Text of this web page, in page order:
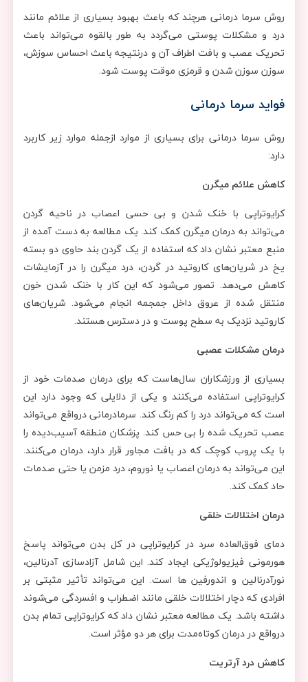
روش سرما درمانی هرچند که باعث بهبود بسیاری از علائم مانند
درد و مشکلات پوستی می‌گردد به‌ طور بالقوه می‌تواند باعث
تحریک عصب و بافت اطراف آن و درنتیجه باعث احساس سوزش،
سوزن سوزن شدن و قرمزی موقت پوست شود.
فواید سرما درمانی
روش سرما درمانی برای بسیاری از موارد ازجمله موارد زیر کاربرد
دارد:
کاهش علائم میگرن
کرایوتراپی با خنک شدن و بی حسی اعصاب در ناحیه گردن
می‌تواند به درمان میگرن کمک کند. یک مطالعه به دست آمده از
منبع معتبر نشان داد که استفاده از یک گردن بند حاوی دو بسته
یخ در شریان‌های کاروتید در گردن، درد میگرن را در آزمایشات
کاهش می‌دهد. تصور می‌شود که این کار با خنک شدن خون
منتقل شده از عروق داخل جمجمه انجام می‌شود. شریان‌های
کاروتید نزدیک به سطح پوست و در دسترس هستند.
درمان مشکلات عصبی
بسیاری از ورزشکاران سال‌هاست که برای درمان صدمات خود از
کرایوتراپی استفاده می‌کنند و یکی از دلایلی که وجود دارد این
است که می‌تواند درد را کم رنگ کند. سرمادرمانی درواقع می‌تواند
عصب تحریک شده را بی حس کند. پزشکان منطقه آسیب‌دیده را
با یک پروب کوچک که در بافت مجاور قرار دارد، درمان می‌کنند.
این می‌تواند به درمان اعصاب یا نوروم، درد مزمن یا حتی صدمات
حاد کمک کند.
درمان اختلالات خلقی
دمای فوق‌العاده سرد در کرایوتراپی در کل بدن می‌تواند پاسخ
هورمونی فیزیولوژیکی ایجاد کند. این شامل آزادسازی آدرنالین،
نورآدرنالین و اندورفین ها است. این می‌تواند تأثیر مثبتی بر
افرادی که دچار اختلالات خلقی مانند اضطراب و افسردگی می‌شوند
داشته باشد. یک مطالعه معتبر نشان داد که کرایوتراپی تمام بدن
درواقع در درمان کوتاه‌مدت برای هر دو مؤثر است.
کاهش درد آرتریت